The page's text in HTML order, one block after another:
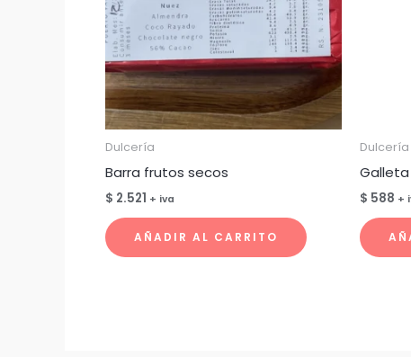
Dulcería
Barra frutos secos
$ 2.521 + iva
AÑADIR AL CARRITO
Dulcería
$ 588 +